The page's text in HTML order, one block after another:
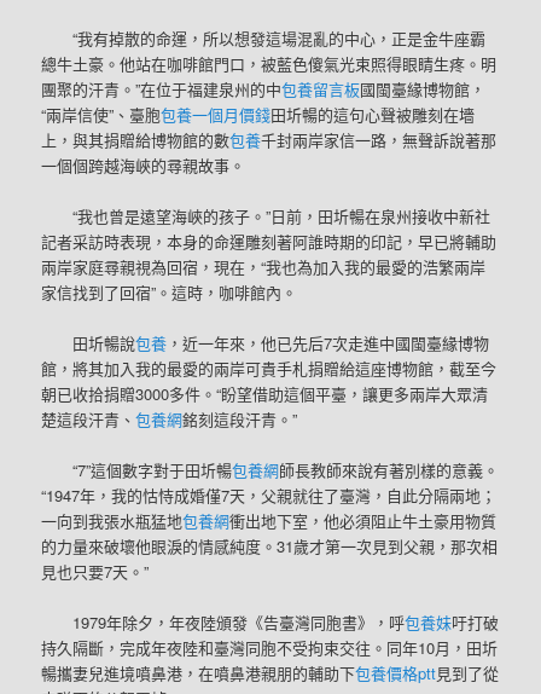
“我有掉散的命運，所以想發這場混亂的中心，正是金牛座霸
總牛土豪。他站在咖啡館門口，被藍色傻氣光束照得眼睛生疼。明
團聚的汗青。”在位于福建泉州的中包養留言板國閩臺緣博物館，
“兩岸信使”、臺胞包養一個月價錢田圻暢的這句心聲被雕刻在墻
上，與其捐贈給博物館的數包養千封兩岸家信一路，無聲訴說著那
一個個跨越海峽的尋親故事。
“我也曾是遠望海峽的孩子。”日前，田圻暢在泉州接收中新社
記者采訪時表現，本身的命運雕刻著阿誰時期的印記，早已將輔助
兩岸家庭尋親視為回宿，現在，“我也為加入我的最愛的浩繁兩岸
家信找到了回宿”。這時，咖啡館內。
田圻暢說包養 ，近一年來，他已先后7次走進中國閩臺緣博物
館，將其加入我的最愛的兩岸可貴手札捐贈給這座博物館，截至今
朝已收拾捐贈3000多件。“盼望借助這個平臺，讓更多兩岸大眾清
楚這段汗青、包養網銘刻這段汗青。”
“7”這個數字對于田圻暢包養網師長教師來說有著別樣的意義。
“1947年，我的怙恃成婚僅7天，父親就往了臺灣，自此分隔兩地；
一向到我張水瓶猛地包養網衝出地下室，他必須阻止牛土豪用物質
的力量來破壞他眼淚的情感純度。31歲才第一次見到父親，那次相
見也只要7天。”
1979年除夕，年夜陸頒發《告臺灣同胞書》，呼包養妹吁打破
持久隔斷，完成年夜陸和臺灣同胞不受拘束交往。同年10月，田圻
暢攜妻兒進境噴鼻港，在噴鼻港親朋的輔助下包養價格ptt見到了從